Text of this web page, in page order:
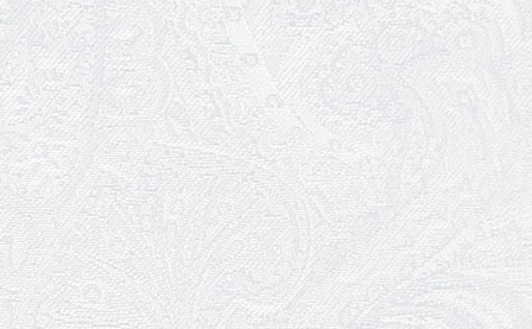
17.05.2026
Ювілей Валентини Бородіної
13.05.2026
Конкурс на заміщення вакантних
посад
12.05.2026
Ювілей Світлани Коцюренко
10.05.2026
Онлайн-трансляція концерту «Хто